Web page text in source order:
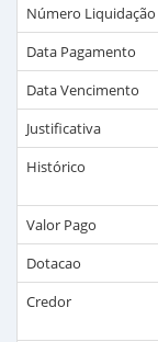
Número Liquidação
Data Pagamento
Data Vencimento
Justificativa
Histórico
Valor Pago
Dotacao
Credor